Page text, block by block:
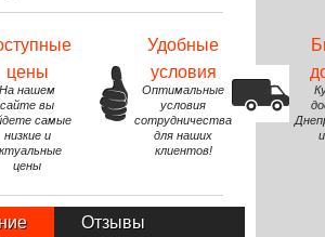
цены
На нашем
сайте вы
самые
низкие и
цены
Удобные
условия
Оптимальные
условия
сотрудничества
для наших
клиентов!
Отзывы